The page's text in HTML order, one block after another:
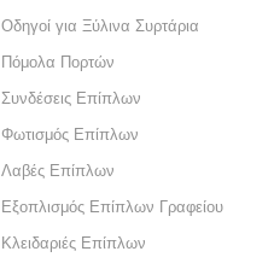
Οδηγοί για Ξύλινα Συρτάρια
Πόμολα Πορτών
Συνδέσεις Επίπλων
Φωτισμός Επίπλων
Λαβές Επίπλων
Εξοπλισμός Επίπλων Γραφείου
Κλειδαριές Επίπλων